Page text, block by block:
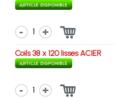
1
Coils 38 x 120 lisses ACIER
1